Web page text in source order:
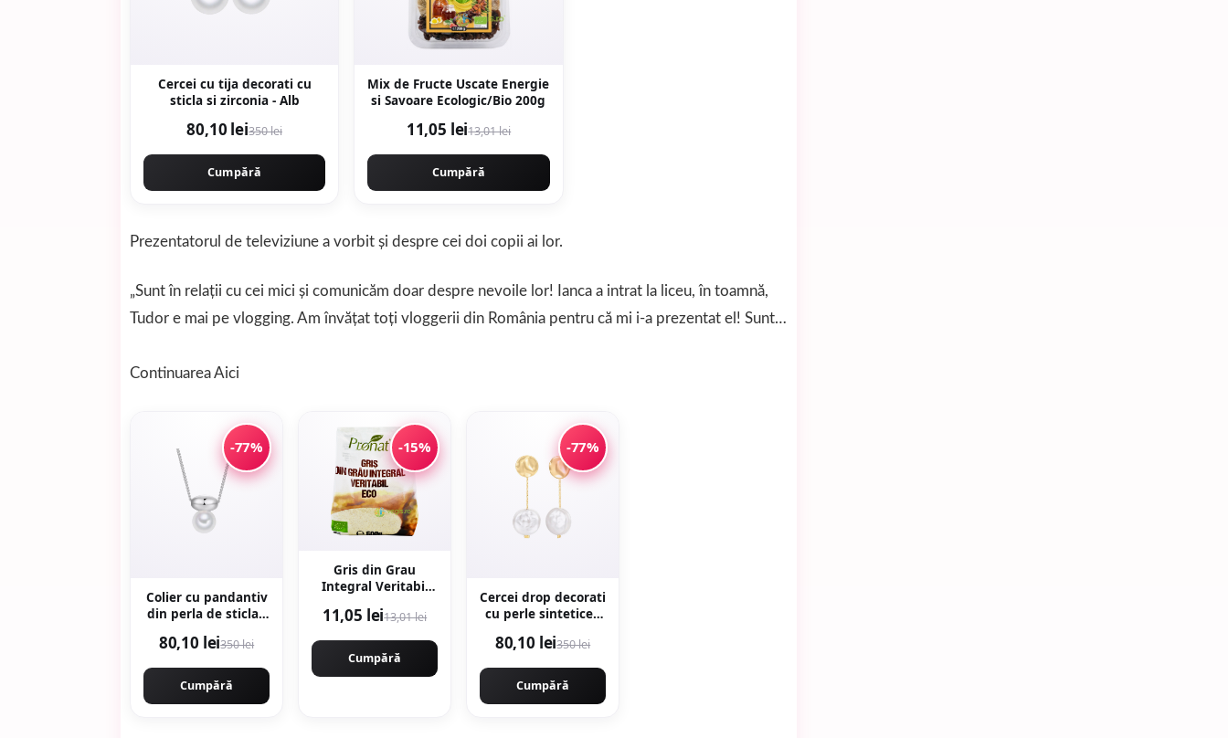
Cercei cu tija decorati cu
sticla si zirconia - Alb
80,10 lei350 lei
Cumpără
Mix de Fructe Uscate Energie
si Savoare Ecologic/Bio 200g
11,05 lei13,01 lei
Cumpără
Prezentatorul de televiziune a vorbit și despre cei doi copii ai lor.
„Sunt în relaţii cu cei mici şi comunicăm doar despre nevoile lor! Ianca a intrat la liceu, în toamnă,
Tudor e mai pe vlogging. Am învăţat toţi vloggerii din România pentru că mi i-a prezentat el! Sunt…
ContinuareaAici
-77%
Colier cu pandantiv
din perla de sticla -
80,10 lei350 lei
Cumpără
-15%
Gris din Grau
Integral Veritabil
11,05 lei13,01 lei
Cumpără
-77%
Cercei drop decorati
cu perle sintetice -
80,10 lei350 lei
Cumpără